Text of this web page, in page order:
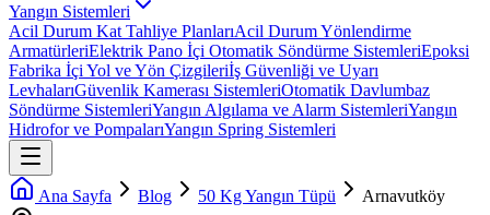
Yangın Sistemleri
Acil Durum Kat Tahliye PlanlarıAcil Durum Yönlendirme
ArmatürleriElektrik Pano İçi Otomatik Söndürme SistemleriEpoksi
Fabrika İçi Yol ve Yön Çizgileriİş Güvenliği ve Uyarı
LevhalarıGüvenlik Kamerası SistemleriOtomatik Davlumbaz
Söndürme SistemleriYangın Algılama ve Alarm SistemleriYangın
Hidrofor ve PompalarıYangın Spring Sistemleri
Ana Sayfa Blog 50 Kg Yangın Tüpü
Arnavutköy